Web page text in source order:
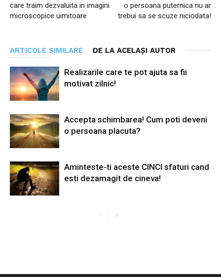
care traim dezvaluita in imagini
microscopice uimitoare
o persoana puternica nu ar
trebui sa se scuze niciodata!
ARTICOLE SIMILARE DE LA ACELAȘI AUTOR
Realizarile care te pot ajuta sa fii
motivat zilnic!
Accepta schimbarea! Cum poti deveni
o persoana placuta?
Aminteste-ti aceste CINCI sfaturi cand
esti dezamagit de cineva!